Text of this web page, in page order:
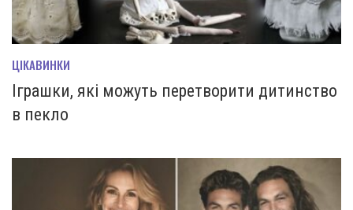
ЦІКАВИНКИ
Іграшки, які можуть перетворити дитинство
в пекло